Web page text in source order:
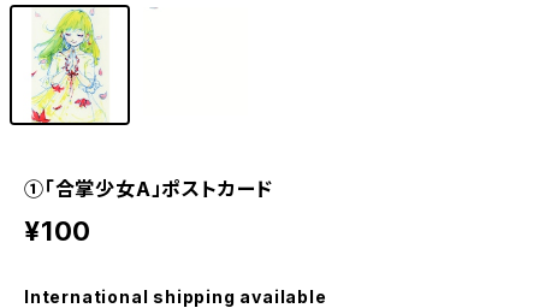
①「合掌少女A」ポストカード
¥100
International shipping available